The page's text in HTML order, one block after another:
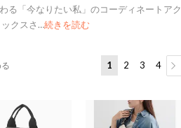
る「今なりたい私」のコーディネートアク
クスさ…続きを読む
1 2 3 4